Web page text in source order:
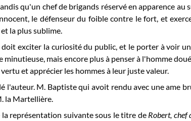
qu'un chef de brigands réservé en apparence au
le défenseur du foible contre le fort, et
la plus sublime.
exciter la curiosité du public, et le porter à voir
minutieuse, mais encore plus à penser à l'homme
et apprécier les hommes à leur juste valeur.
l'auteur. M. Baptiste qui avoit rendu avec une ame
la Martellière.
la représentation suivante sous le titre de Robert, chef